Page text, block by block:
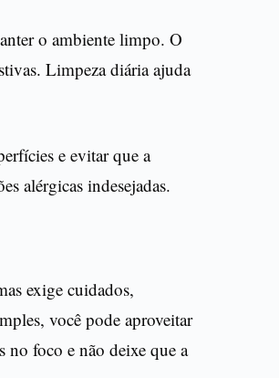
o ambiente limpo. O
Limpeza diária ajuda
e evitar que a
alérgicas indesejadas.
exige cuidados,
você pode aproveitar
no foco e não deixe que a